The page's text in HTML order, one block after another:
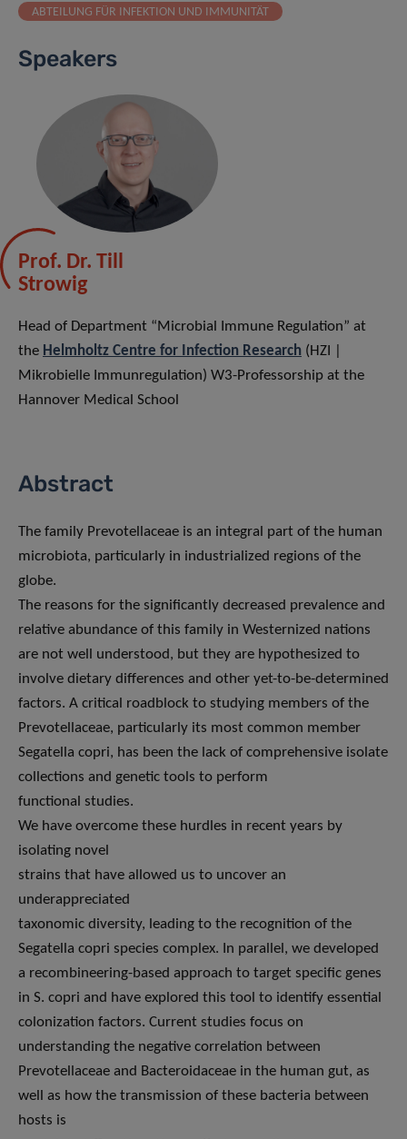
ABTEILUNG FÜR INFEKTION UND IMMUNITÄT
Speakers
Prof. Dr. Till
Strowig
Head of Department “Microbial Immune Regulation” at
the Helmholtz Centre for Infection Research (HZI |
Mikrobielle Immunregulation) W3-Professorship at the
Hannover Medical School
Abstract
The family Prevotellaceae is an integral part of the human
microbiota, particularly in industrialized regions of the
globe.
The reasons for the significantly decreased prevalence and
relative abundance of this family in Westernized nations
are not well understood, but they are hypothesized to
involve dietary differences and other yet-to-be-determined
factors. A critical roadblock to studying members of the
Prevotellaceae, particularly its most common member
Segatella copri, has been the lack of comprehensive isolate
collections and genetic tools to perform
functional studies.
We have overcome these hurdles in recent years by
isolating novel
strains that have allowed us to uncover an
underappreciated
taxonomic diversity, leading to the recognition of the
Segatella copri species complex. In parallel, we developed
a recombineering-based approach to target specific genes
in S. copri and have explored this tool to identify essential
colonization factors. Current studies focus on
understanding the negative correlation between
Prevotellaceae and Bacteroidaceae in the human gut, as
well as how the transmission of these bacteria between
hosts is